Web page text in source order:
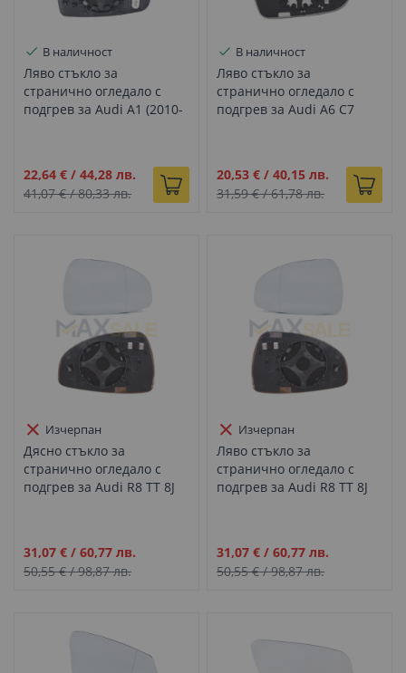
В наличност
Ляво стъкло за
странично огледало с
подгрев за Audi A1 (2010-
Промо
цена
22,64 € / 44,28 лв.
41,07 €/80,33 лв.
В наличност
Ляво стъкло за
странично огледало с
подгрев за Audi A6 C7
Промо
цена
20,53 € /40,15 лв.
31,59 €/61,78 лв.
Изчерпан
Дясно стъкло за
странично огледало с
подгрев за Audi R8 TT 8J
Промо
цена
31,07 € / 60,77 лв.
50,55 €/98,87 лв.
Изчерпан
Ляво стъкло за
странично огледало с
подгрев за Audi R8 TT 8J
Промо
цена
31,07 € /60,77 лв.
50,55 €/98,87 лв.